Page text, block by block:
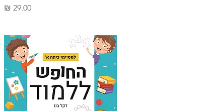
מחיר‏29.00 ‏₪